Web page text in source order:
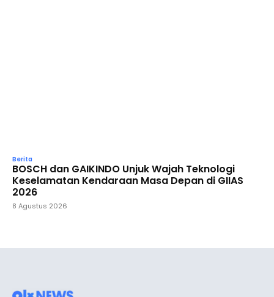
Berita
BOSCH dan GAIKINDO Unjuk Wajah Teknologi
Keselamatan Kendaraan Masa Depan di GIIAS
2026
8 Agustus 2026